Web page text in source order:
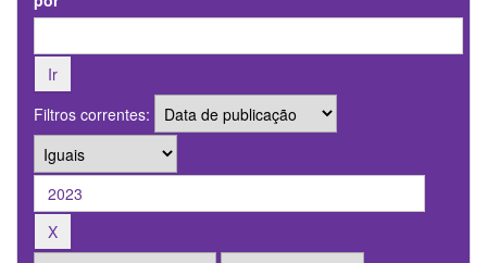
Filtros correntes: